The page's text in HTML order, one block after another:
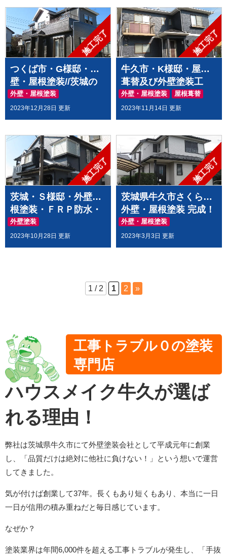
らハウスメイク牛久へ
らハウスメイク牛久へ
施工完了
つくば市・G様邸・外
壁・屋根塗装//茨城の
土浦市・つくば市・牛
久市・龍ヶ崎市・取手
市・阿見町で外壁塗
らハウスメイク牛久へ
2023年12月28日 更新
外壁・屋根塗装
施工完了
牛久市・K様邸・屋根
葺替及び外壁塗装工
事//茨城の土浦市・つ
くば市・牛久市・龍ヶ
崎市・取手市・阿見町
をするならハウスメイ
ク牛久へ
2023年11月14日 更新
外壁・屋根塗装 屋根葺替
施工完了
茨城・Ｓ様邸・外壁屋
根塗装・ＦＲＰ防水・
破風板板金巻き・面格
子取付工事//茨城の土
浦市・つくば市・牛久
装・屋根塗装をするな
らハウスメイク牛久へ
2023年10月28日 更新
外壁塗装
施工完了
茨城県牛久市さくら台
外壁・屋根塗装 完成！
2023年3月3日 更新
外壁・屋根塗装
シーリング工事
1 / 2 1 2 »
工事トラブル０の塗装
専門店
ハウスメイク牛久が選ば
れる理由！
弊社は茨城県牛久市にて外壁塗装会社として平成元年に創業
し、「品質だけは絶対に他社に負けない！」という想いで運営
してきました。
気が付けば創業して37年。長くもあり短くもあり、本当に一日
一日が信用の積み重ねだと毎日感じています。
なぜか？
塗装業界は年間6,000件を超える工事トラブルが発生し、「手抜